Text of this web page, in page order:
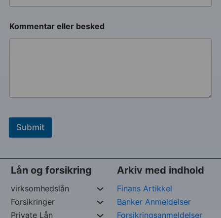
Kommentar eller besked
Submit
Lån og forsikring
virksomhedslån
Forsikringer
Private Lån
Arkiv med indhold
Finans Artikkel
Banker Anmeldelser
Forsikringsanmeldelser